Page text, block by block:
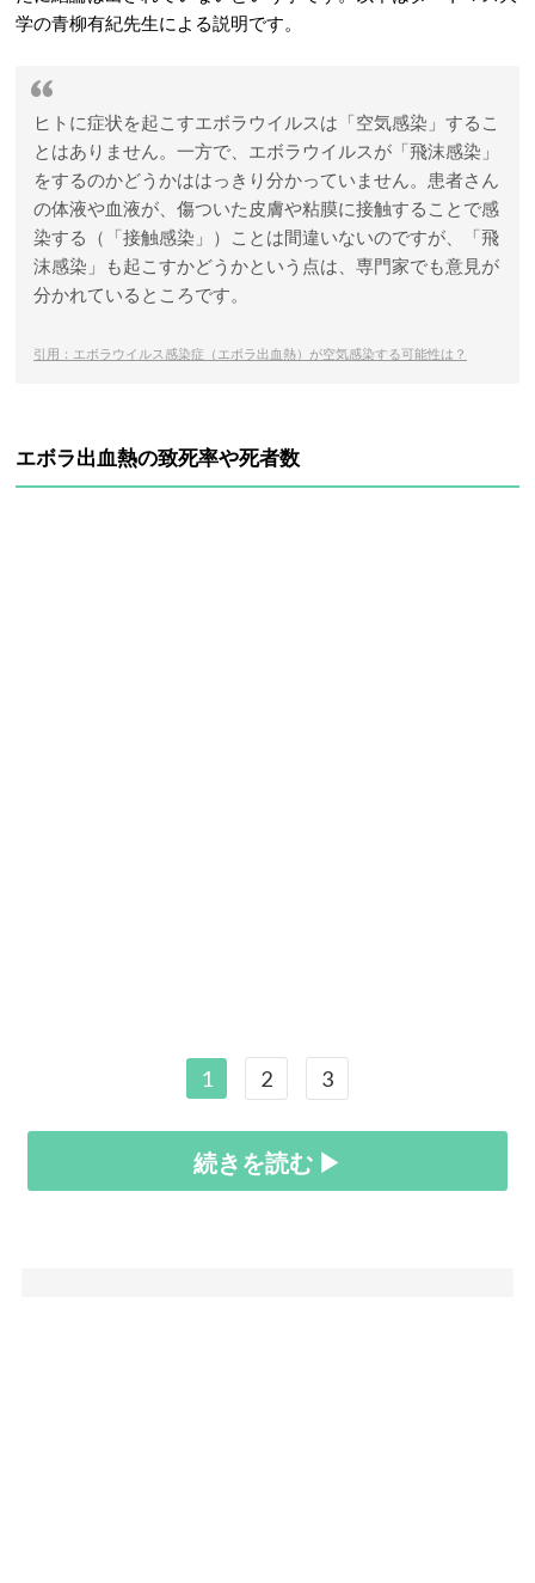
学の青柳有紀先生による説明です。
ヒトに症状を起こすエボラウイルスは「空気感染」するこ
とはありません。一方で、エボラウイルスが「飛沫感染」
をするのかどうかははっきり分かっていません。患者さん
の体液や血液が、傷ついた皮膚や粘膜に接触することで感
染する（「接触感染」）ことは間違いないのですが、「飛
沫感染」も起こすかどうかという点は、専門家でも意見が
分かれているところです。
引用：エボラウイルス感染症（エボラ出血熱）が空気感染する可能性は？
エボラ出血熱の致死率や死者数
1 2 3
続きを読む ▶